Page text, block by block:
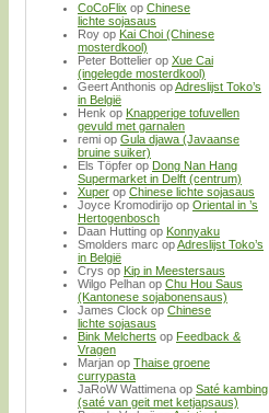
CoCoFlix op Chinese
lichte sojasaus
Roy op Kai Choi (Chinese
mosterdkool)
Peter Bottelier op Xue Cai
(ingelegde mosterdkool)
Geert Anthonis opAdreslijst Toko’s
in België
Henk op Knapperige tofuvellen
gevuld met garnalen
remi op Gula djawa (Javaanse
bruine suiker)
Els Töpfer op Dong Nan Hang
Supermarket in Delft (centrum)
Xuper op Chinese lichte sojasaus
Joyce Kromodirijo op Oriental in ’s
Hertogenbosch
Daan Hutting op Konnyaku
Smolders marc opAdreslijst Toko’s
in België
Crys op Kip in Meestersaus
Wilgo Pelhan op Chu Hou Saus
(Kantonese sojabonensaus)
James Clock op Chinese
lichte sojasaus
Bink Melcherts op Feedback &
Vragen
Marjan op Thaise groene
currypasta
JaRoW Wattimena op Saté kambing
(saté van geit met ketjapsaus)